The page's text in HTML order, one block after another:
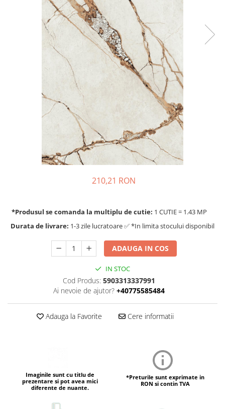
210,21 RON
*Produsul se comanda la multiplu de cutie: 1 CUTIE = 1.43 MP
Durata de livrare: 1-3 zile lucratoare ✅ *In limita stocului disponibil
ADAUGA IN COS
IN STOC
Cod Produs: 5903313337991
Ai nevoie de ajutor? +40775585484
Adauga la Favorite Cere informatii
Imaginile sunt cu titlu de
prezentare si pot avea mici
diferente de nuante.
*Preturile sunt exprimate in
RON si contin TVA